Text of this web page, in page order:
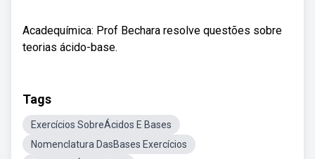
Acadequímica: Prof Bechara resolve questões sobre
teorias ácido-base.
Tags
Exercícios SobreÁcidos E Bases
Nomenclatura DasBases Exercícios